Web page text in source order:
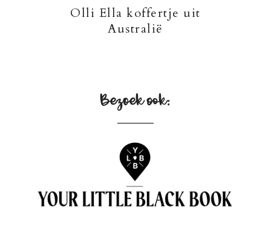
Olli Ella koffertje uit
Australië
Bezoek ook: